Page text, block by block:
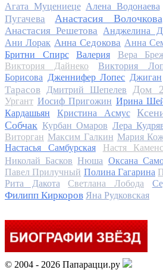
Агата Муцениеце Алена Водонаева
Пугачева
Анастасия Волочкова
Анастасия Решетова Анджелина
Ани Лорак Анна Седокова Анна
Бритни Спирс
Валерия Вера
Виктория Дайнеко Виктория
Борисова Дженнифер Лопес Джиган
Тарасов
Дмитрий Шепелев Дом 2
Ургант Иосиф Пригожин Ирина
Кардашьян
Кристина Асмус
Собчак Курбан Омаров Лера
Виторган Максим Галкин Мария
Настасья Самбурская
Настя
Николай Басков Нюша Оксана
Павел Прилучный Полина Гагарина
Рита Дакота
Светлана Лобода
Филипп Киркоров Яна Рудковская
© 2004 - 2026 Папарацци.ру